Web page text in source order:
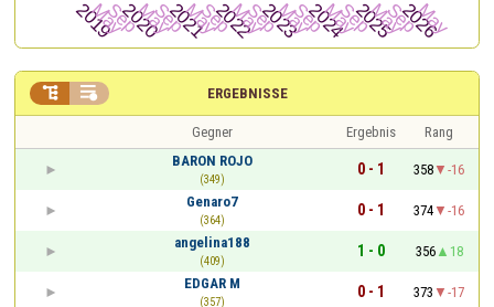
ERGEBNISSE
 
Gegner Ergebnis
Rang
BARON ROJO
(349)
0 - 1 358
-16
Genaro7
(364)
0 - 1 374
-16
angelina188
(409)
1 - 0 356
18
EDGAR M
(357)
0 - 1 373
-17